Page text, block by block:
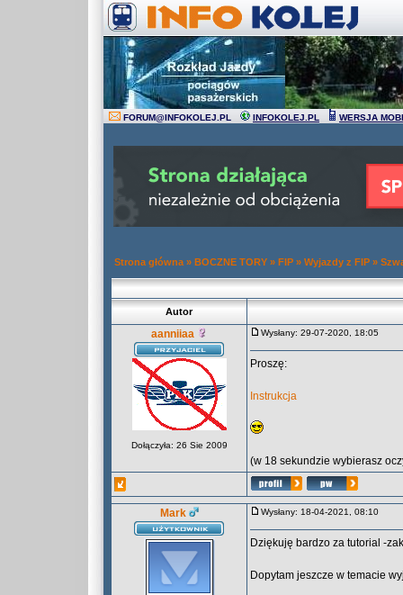
FORUM@INFOKOLEJ.PL INFOKOLEJ.PL WERSJA
Strona główna » BOCZNE TORY » FIP » Wyjazdy z FIP »
Autor
aanniiaa
Dołączyła: 26 Sie 2009
Wysłany: 29-07-2020, 18:05
Proszę:
Instrukcja
(w 18 sekundzie wybierasz
Mark Wysłany: 18-04-2021, 08:10
Dziękuję bardzo za tutorial -
Dopytam jeszcze w temacie